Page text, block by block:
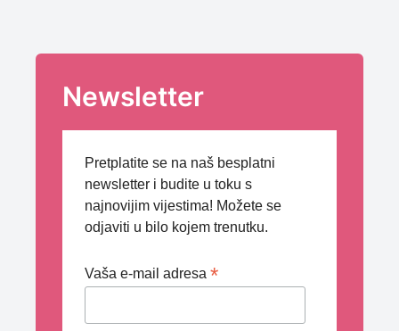
Newsletter
Pretplatite se na naš besplatni
newsletter i budite u toku s
najnovijim vijestima! Možete se
odjaviti u bilo kojem trenutku.
Vaša e-mail adresa *